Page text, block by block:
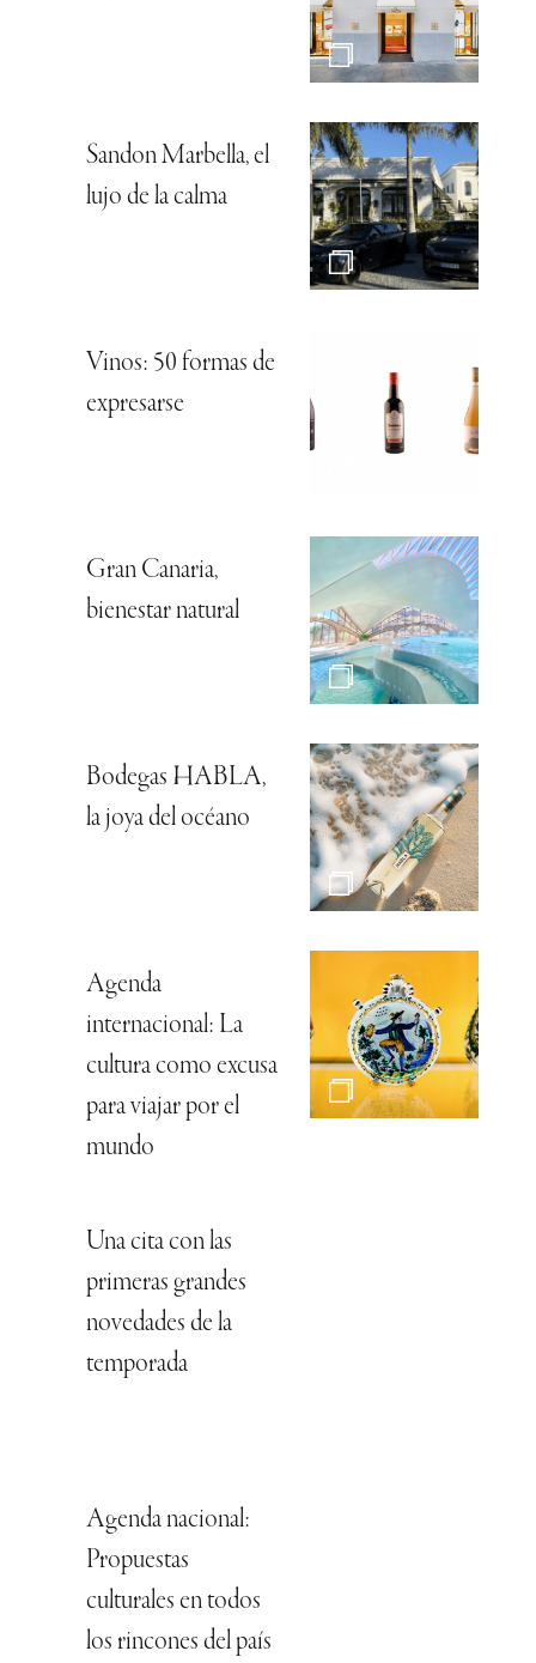
Sandon Marbella, el
lujo de la calma
Vinos: 50 formas de
expresarse
Gran Canaria,
bienestar natural
Bodegas HABLA,
la joya del océano
Agenda
internacional: La
cultura como excusa
para viajar por el
mundo
Una cita con las
primeras grandes
novedades de la
temporada
Agenda nacional:
Propuestas
culturales en todos
los rincones del país